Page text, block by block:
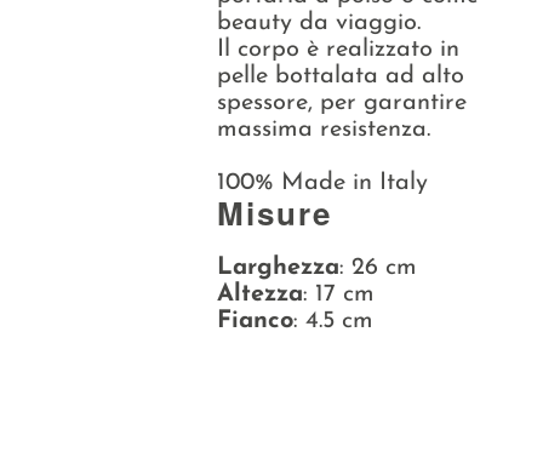
beauty da viaggio.
Il corpo è realizzato in
pelle bottalata ad alto
spessore, per garantire
massima resistenza.
100% Made in Italy
Misure
Larghezza: 26 cm
Altezza: 17 cm
Fianco: 4.5 cm